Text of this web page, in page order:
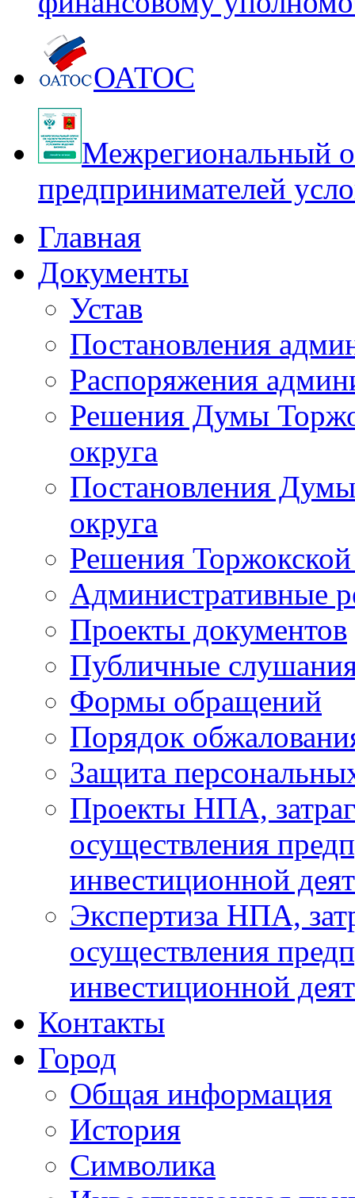
ОАТОС
Межрегиональный
предпринимателей
Главная
Документы
Устав
Постановления
Распоряжения
Решения Думы
округа
Постановления
округа
Решения
Административные
Проекты документов
Публичные
Формы обращений
Порядок
Защита
Проекты НПА,
осуществления
инвестиционной
Экспертиза НПА,
осуществления
инвестиционной
Контакты
Город
Общая информация
История
Символика